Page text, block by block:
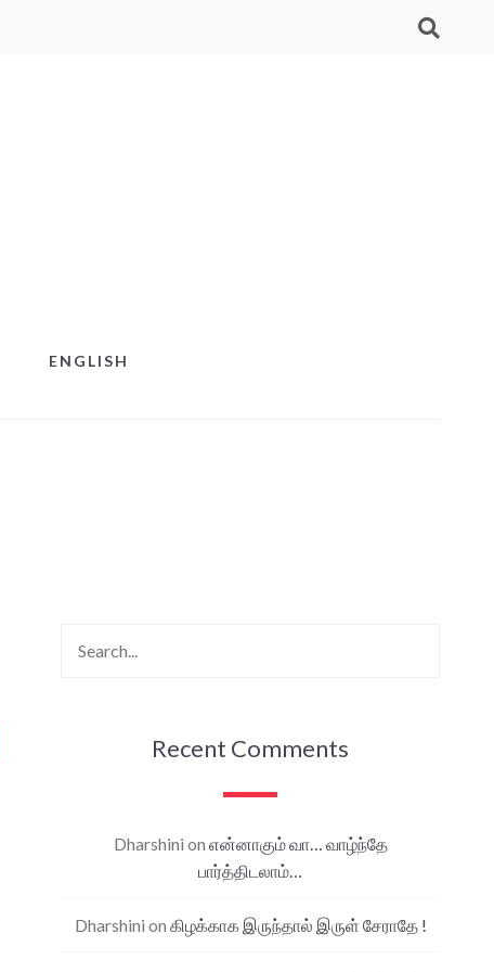
ENGLISH
Recent Comments
Dharshini on என்னாகும் வா… வாழ்ந்தே
பார்த்திடலாம்…
Dharshini on கிழக்காக இருந்தால் இருள் சேராதே !